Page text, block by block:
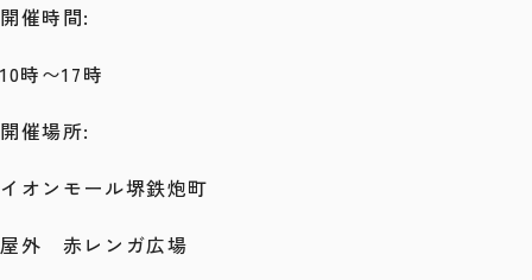
開催時間:
10時〜17時
開催場所:
イオンモール堺鉄炮町
屋外 赤レンガ広場